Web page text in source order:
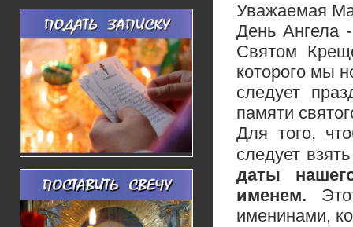
Уважаемая
День Ангела
Святом
которого мы
следует
памяти
Для того,
следует
даты
именем.
именинами,